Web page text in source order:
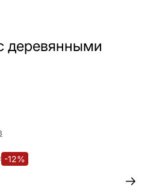
деревянными
-12%